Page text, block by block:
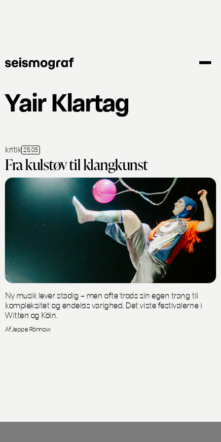
Yair Klartag
kritik 25.05
Fra kulstøv til klangkunst
Ny musik lever stadig – men ofte trods sin egen trang til
kompleksitet og endeløs varighed. Det viste festivalerne i
Witten og Köln.
Af Jeppe Rönnow